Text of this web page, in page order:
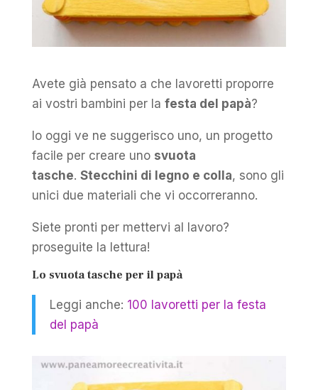
Avete già pensato a che lavoretti proporre
ai vostri bambini per la festa del papà?
Io oggi ve ne suggerisco uno, un progetto
facile per creare uno svuota
tasche. Stecchini di legno e colla, sono gli
unici due materiali che vi occorreranno.
Siete pronti per mettervi al lavoro?
proseguite la lettura!
Lo svuota tasche per il papà
Leggi anche: 100 lavoretti per la festa
del papà